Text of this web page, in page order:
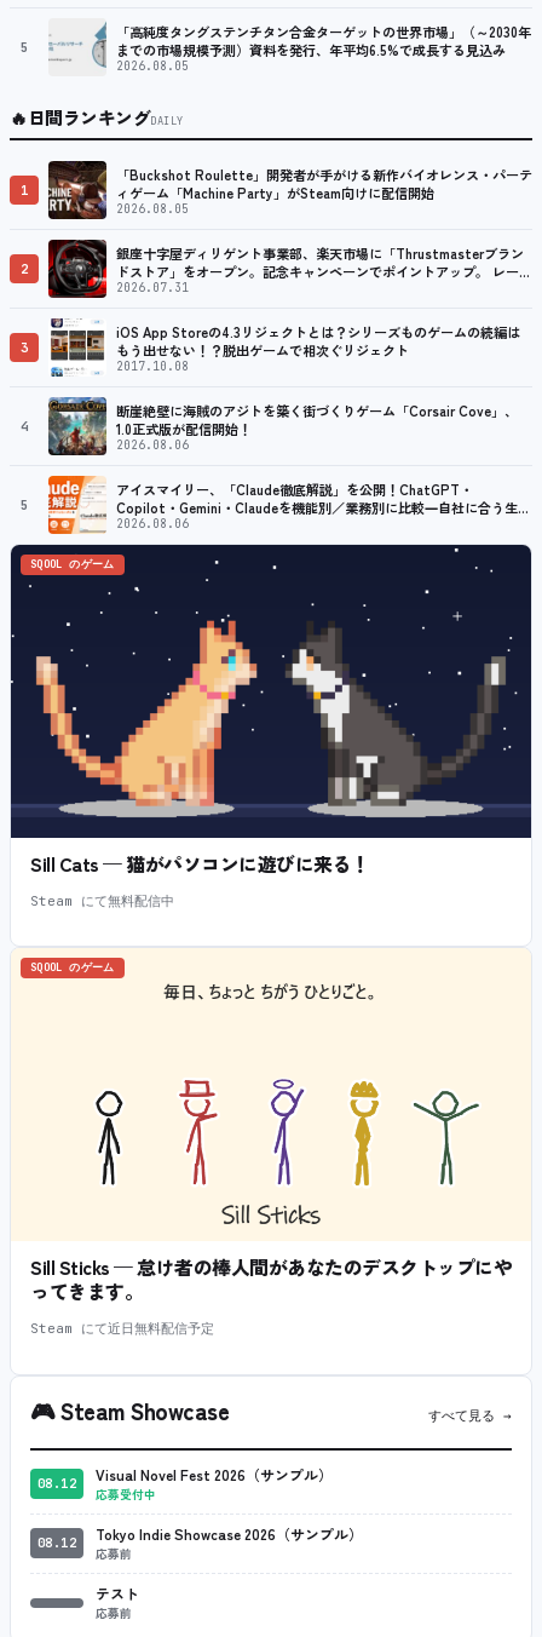
5
「高純度タングステンチタン合金ターゲットの世界市場」（～2030年
までの市場規模予測）資料を発行、年平均6.5%で成長する見込み
2026.08.05
🔥日間ランキングDAILY
1
「Buckshot Roulette」開発者が手がける新作バイオレンス・パーテ
ィゲーム「Machine Party」がSteam向けに配信開始
2026.08.05
2
銀座十字屋ディリゲント事業部、楽天市場に「Thrustmasterブラン
ドストア」をオープン。記念キャンペーンでポイントアップ。 レーシ
ング／フライトシム向けコントローラーを中心に、幅広くラインナッ
2026.07.31
3
iOS App Storeの4.3リジェクトとは？シリーズものゲームの続編は
もう出せない！？脱出ゲームで相次ぐリジェクト
2017.10.08
4
断崖絶壁に海賊のアジトを築く街づくりゲーム「Corsair Cove」、
1.0正式版が配信開始！
2026.08.06
5
アイスマイリー、「Claude徹底解説」を公開！ChatGPT・
Copilot・Gemini・Claudeを機能別／業務別に比較―自社に合う生成
AIの選び方がわかる実践ガイド
2026.08.06
SQOOL のゲーム
Sill Cats — 猫がパソコンに遊びに来る！
Steam にて無料配信中
SQOOL のゲーム
Sill Sticks — 怠け者の棒人間があなたのデスクトップにや
ってきます。
Steam にて近日無料配信予定
🎮Steam Showcase すべて見る →
08.12 Visual Novel Fest 2026（サンプル）
応募受付中
08.12 Tokyo Indie Showcase 2026（サンプル）
応募前
テスト
応募前